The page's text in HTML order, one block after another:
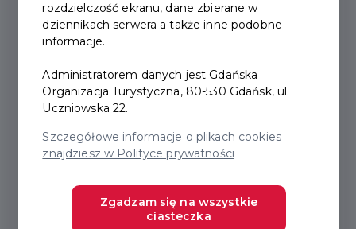
2017-08-01
VISITGDANSK - Z KARTĄ
DARMO!
Z wielką przyjemnością informujemy, że do
użytku mieszkańców i turystów dostępna już
rozdzielczość ekranu, dane zbierane w
dziennikach serwera a także inne podobne
informacje.
Administratorem danych jest Gdańska
Organizacja Turystyczna, 80-530 Gdańsk, ul.
Uczniowska 22.
Szczegółowe informacje o plikach cookies
znajdziesz w Polityce prywatności
Zgadzam się na wszystkie
ciasteczka